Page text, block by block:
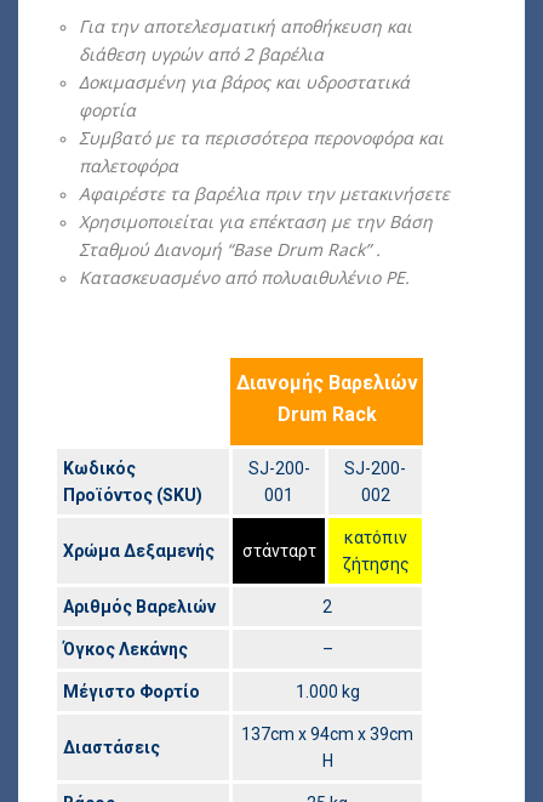
Για την αποτελεσματική αποθήκευση και
διάθεση υγρών από 2 βαρέλια
Δοκιμασμένη για βάρος και υδροστατικά
φορτία
Συμβατό με τα περισσότερα περονοφόρα και
παλετοφόρα
Αφαιρέστε τα βαρέλια πριν την μετακινήσετε
Xρησιμοποιείται για επέκταση με την Βάση
Σταθμού Διανομή “Base Drum Rack” .
Κατασκευασμένο από πολυαιθυλένιο PE.
Διανομής Βαρελιών
Drum Rack
Κωδικός
Προϊόντος (SKU)
SJ-200-
001
SJ-200-
002
Χρώμα Δεξαμενής στάνταρτ
κατόπιν
ζήτησης
Αριθμός Βαρελιών 2
Όγκος Λεκάνης –
Μέγιστο Φορτίο 1.000 kg
Διαστάσεις
137cm x 94cm x 39cm
H